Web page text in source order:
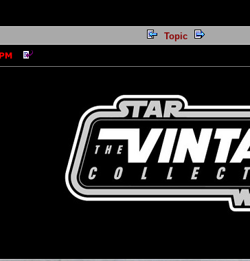
Topic